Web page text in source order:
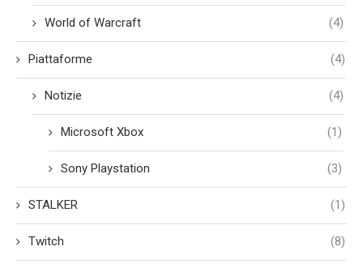
World of Warcraft (4)
Piattaforme (4)
Notizie (4)
Microsoft Xbox (1)
Sony Playstation (3)
STALKER (1)
Twitch (8)